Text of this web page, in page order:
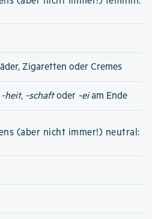
Zigaretten oder Cremes
-heit, -schaftoder -eiam Ende
(aber nicht immer!) neutral: